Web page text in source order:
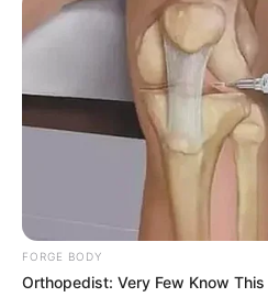
FORGE BODY
Orthopedist: Very Few Know